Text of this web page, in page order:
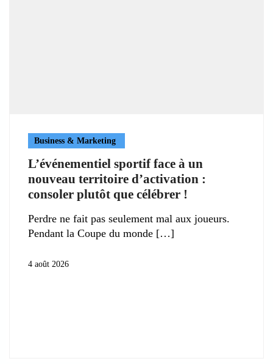
Business & Marketing
L’événementiel sportif face à un
nouveau territoire d’activation :
consoler plutôt que célébrer !
Perdre ne fait pas seulement mal aux joueurs.
Pendant la Coupe du monde
4 août 2026